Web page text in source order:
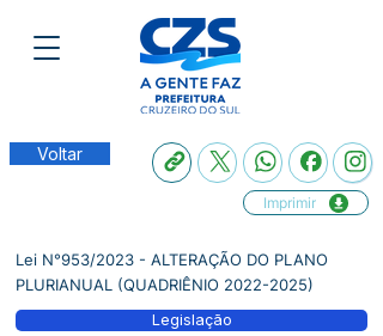
Voltar
Imprimir
Lei N°953/2023 - ALTERAÇÃO DO PLANO
PLURIANUAL (QUADRIÊNIO 2022-2025)
Legislação